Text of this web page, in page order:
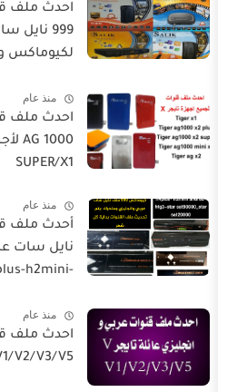
احدث ملف قنوات qmax mst-
999 نايل سات ومتحرك
لكيوماكس والسالك سوفت
Mini 2 USB-SALIK H3 Mini-Salik
H2 Plus
منذ عام
احدث ملف قنوات تايجر TIGER
AG 1000 لأجهزة X2\X2 PLUS /X2
SUPER/X1
منذ عام
أحدث ملف قنوات كيوماكس999
نايل سات عربي و متحرك 2026-
h5-h3-h3plus-h4plus-h2mini-
sat20000
منذ عام
احدث ملف قنوات تايجر TIGER
AG V1/V2/V3/V5